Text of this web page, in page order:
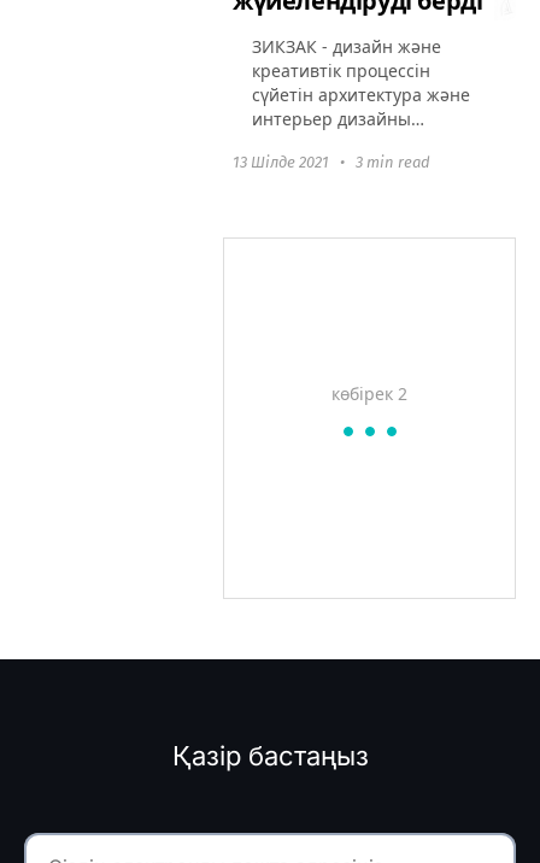
ЗИКЗАК - дизайн және
креативтік процессін
сүйетін архитектура және
интерьер дизайны
және міндеттемелі топ.
зерттеуі оларды күтулерді
13 Шілде 2021 • 3 min read
көбірек 2
Қазір бастаңыз